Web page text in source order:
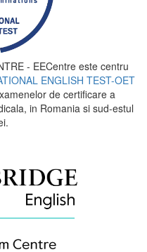
- EECentre este centru
ENGLISH TEST-OET
de certificare a
in Romania si sud-estul